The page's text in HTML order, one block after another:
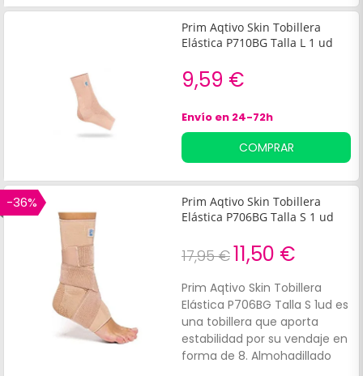
Prim Aqtivo Skin Tobillera
Elástica P710BG Talla L 1 ud
9,59 €
Envío en 24-72h
COMPRAR
-36%
Prim Aqtivo Skin Tobillera
Elástica P706BG Talla S 1 ud
17,95 €11,50 €
Prim Aqtivo Skin Tobillera
Elástica P706BG Talla S 1ud es
una tobillera que aporta
estabilidad por su vendaje en
forma de 8. Almohadillado